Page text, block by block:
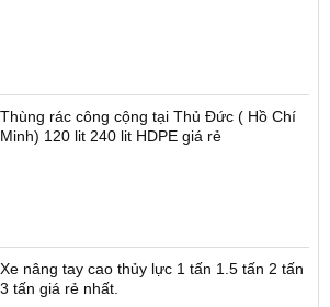
Thùng rác công cộng tại Thủ Đức ( Hồ Chí
Minh) 120 lit 240 lit HDPE giá rẻ
Xe nâng tay cao thủy lực 1 tấn 1.5 tấn 2 tấn
3 tấn giá rẻ nhất.